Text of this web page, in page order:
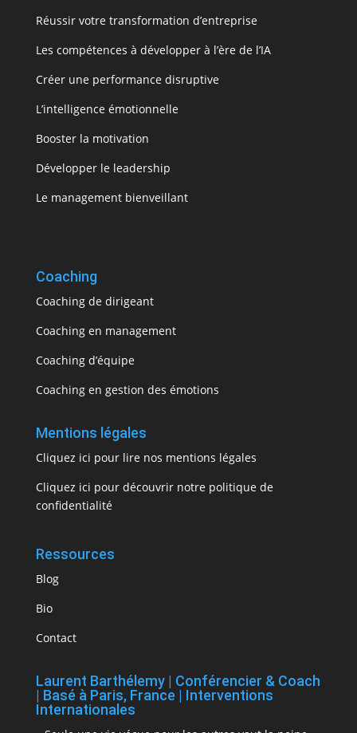
Réussir votre transformation d’entreprise
Les compétences à développer à l’ère de l’IA
Créer une performance disruptive
L’intelligence émotionnelle
Booster la motivation
Développer le leadership
Le management bienveillant
Coaching
Coaching de dirigeant
Coaching en management
Coaching d’équipe
Coaching en gestion des émotions
Mentions légales
Cliquez ici pour lire nos mentions légales
Cliquez ici pour découvrir notre politique de
confidentialité
Ressources
Blog
Bio
Contact
Laurent Barthélemy | Conférencier & Coach
| Basé à Paris, France | Interventions
Internationales